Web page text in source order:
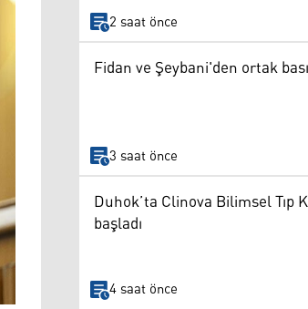
2 saat önce
Fidan ve Şeybani'den ortak
3 saat önce
Duhok’ta Clinova Bilimsel Tıp
başladı
4 saat önce